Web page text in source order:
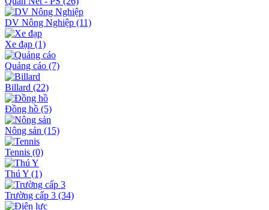
DV Nông Nghiệp (11)
Xe đạp (1)
Quảng cáo (7)
Billard (22)
Đồng hồ (5)
Nông sản (15)
Tennis (0)
Thú Y (1)
Trường cấp 3 (34)